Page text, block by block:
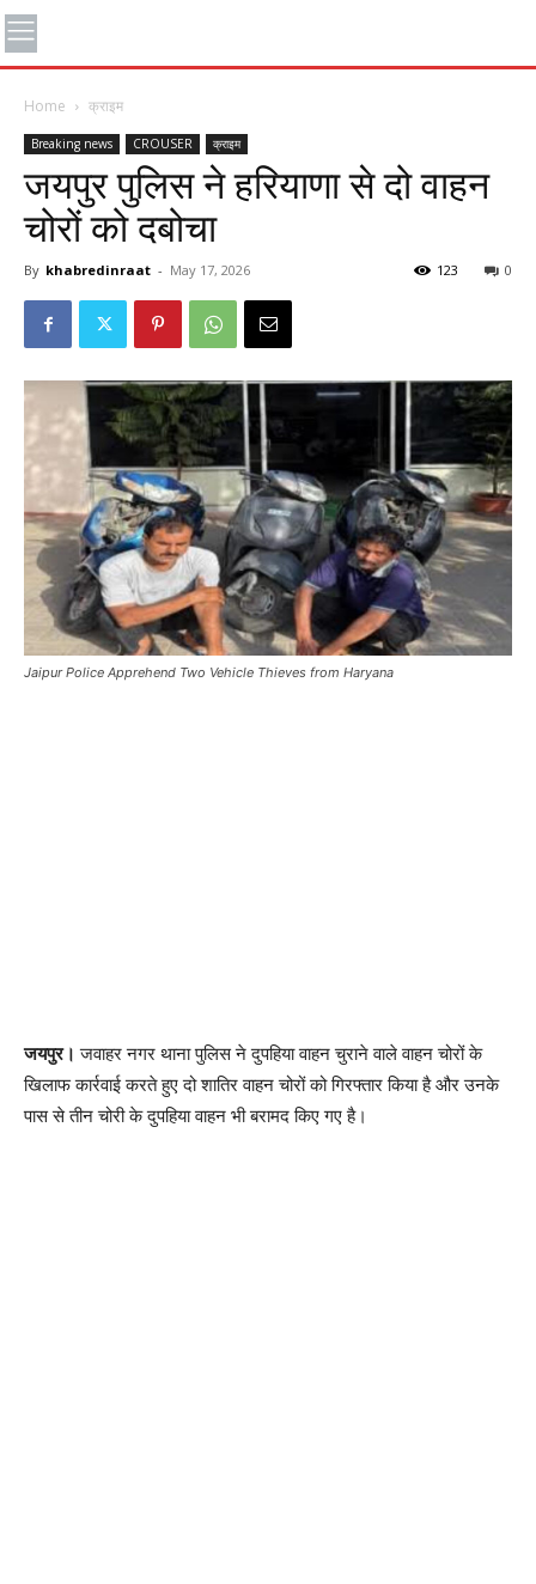
Home क्राइम
Breaking news CROUSER क्राइम
जयपुर पुलिस ने हरियाणा से दो वाहन
चोरों को दबोचा
By khabredinraat - May 17, 2026 0
123
Jaipur Police Apprehend Two Vehicle Thieves from Haryana
जयपुर। जवाहर नगर थाना पुलिस ने दुपहिया वाहन चुराने वाले वाहन चोरों के
खिलाफ कार्रवाई करते हुए दो शातिर वाहन चोरों को गिरफ्तार किया है और उनके
पास से तीन चोरी के दुपहिया वाहन भी बरामद किए गए है।